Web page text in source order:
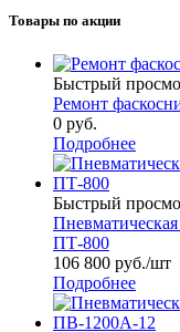
Товары по акции
Быстрый
Ремонт
0 руб.
Подробнее
Быстрый
ПТ-800
106 800 руб./шт
Подробнее